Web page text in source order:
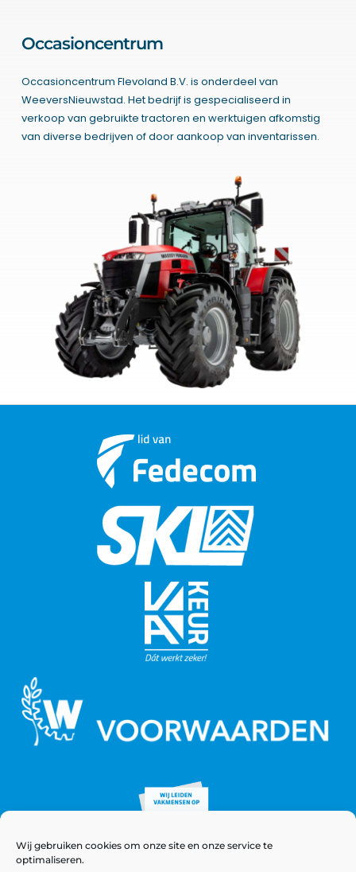
Wij gebruiken cookies om onze site en onze service te
optimaliseren.
Occasioncentrum
Occasioncentrum Flevoland B.V. is onderdeel van
WeeversNieuwstad. Het bedrijf is gespecialiseerd in
verkoop van gebruikte tractoren en werktuigen afkomstig
van diverse bedrijven of door aankoop van inventarissen.